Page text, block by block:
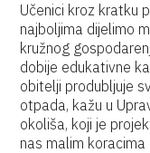
Učenici kroz kratku
najboljima dijelimo
kružnog
dobije edukativne
obitelji produbljuje
otpada, kažu u
okoliša, koji je
nas malim